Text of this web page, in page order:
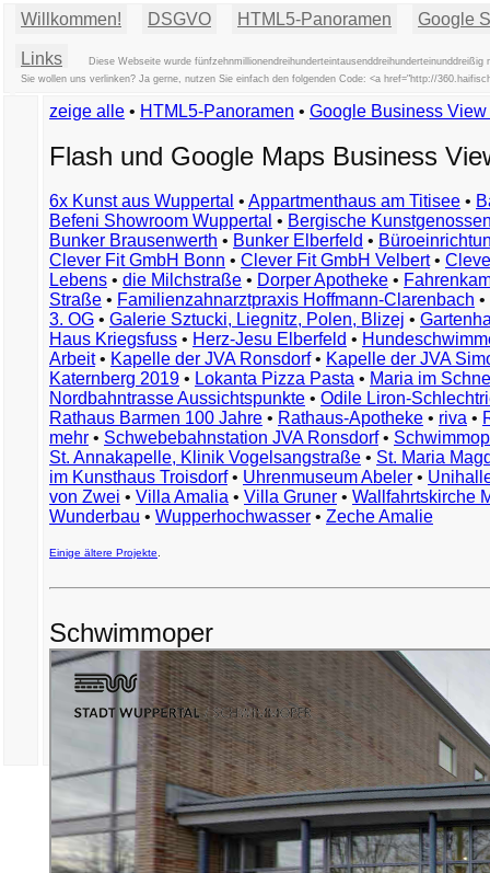
Willkommen! DSGVO HTML5-Panoramen Google
Links
Diese Webseite wurde
Sie wollen uns verlinken? Ja gerne, nutzen Sie einfach den folgenden Code: <a href="http://
zeige alle • HTML5-Panoramen • Google Business
Flash und Google Maps Business
6x Kunst aus Wuppertal • Appartmenthaus am Titisee •
Befeni Showroom Wuppertal • Bergische
Bunker Brausenwerth • Bunker Elberfeld •
Clever Fit GmbH Bonn • Clever Fit GmbH Velbert•
Lebens • die Milchstraße • Dorper Apotheke •
Straße • Familienzahnarztpraxis Hoffmann-Clarenbach •
3. OG • Galerie Sztucki, Liegnitz, Polen, Blizej •
Haus Kriegsfuss • Herz-Jesu Elberfeld •
Arbeit• Kapelle der JVA Ronsdorf• Kapelle der JVA
Katernberg 2019 • Lokanta Pizza Pasta • Maria im
Nordbahntrasse Aussichtspunkte • Odile Liron-
Rathaus Barmen 100 Jahre • Rathaus-Apotheke • riva •
mehr • Schwebebahnstation JVA Ronsdorf•
St. Annakapelle, Klinik Vogelsangstraße • St. Maria
im Kunsthaus Troisdorf• Uhrenmuseum Abeler •
von Zwei • Villa Amalia • Villa Gruner • Wallfahrtskirche
Wunderbau • Wupperhochwasser • Zeche Amalie
Einige ältere Projekte
Schwimmoper